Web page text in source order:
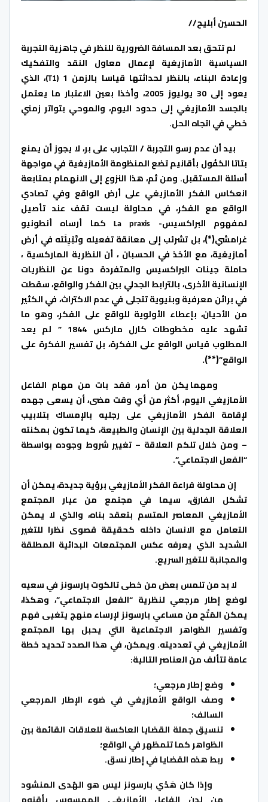
الحسين أبليح//
لم تتحق بعد المسافة الضرورية للنظر في جاهزية التجربة
السياسية الأمازيغية لإعمال معاول النقد والتفكيك
وإعادة البناء، بالنظر لحداثتها قياسا بالزمن 1 (
T1)، الذي
يعود إلى 30 يوليوز 2005، وأخذا بعين الاعتبار ما يعتمل
بالجسد الأمازيغي إلى حدود اليوم، والموحي بتواتر زمني
خطي في اتجاه الحل.
بيد أن عدم رسو التجربة / التجارب على بر، لا يجوز أن يمنع
بتاتا الحُفُول بأقانيم تضع المنظومة الأمازيغية في مواجهة
أسئلة المستقبل. ومن ثم، هذا النزوع إلى الانهمام بمتابعة
انعكاس الفكر الأمازيغي على أرض الواقع وفي تصادي
الواقع مع الفكر، في محاولة ليست تقف عند تأصيل
لمفهوم البراكسيس- praxis
La
كما أرساه أنطونيو
غرامشي(*)، بل تشرئب إلى معانقة تفعيله وتَبْيِئَته في أرض
أمازيغية، مع الأخذ في الحسبان ، أن النظرية الماركسية ،
حاملة جينات البراكسيس والمتفردة دونا عن النظريات
الإنسانية الأخرى، بالترابط الجدلي بين الفكر والواقع، سقطت
في براثن معرفية وبنيوية تتجلى في عدم الاكتراث، في الكثير
من الأحيان، بإعطاء الأولوية للواقع على الفكر، وهو ما
تشهد عليه مخطوطات كارل ماركس 1844 ” لم يعد
المطلوب قياس الواقع على الفكرة، بل تفسير الفكرة على
الواقع”(**).
ومهما يكن من أمر، فقد بات من مهام الفاعل
الأمازيغي اليوم، أكثر من أي وقت مضى، أن يسعى جهده
لإقامة الفكر الأمازيغي على رجليه بالإمساك بتلابيب
العلاقة الجدلية بين الإنسان والطبيعة، كيما تكون بمكنته
– ومن خلال تلكم العلاقة – تغيير شروط وجوده بواسطة
“الفعل الاجتماعي”.
إن محاولة قراءة الفكر الأمازيغي برؤية جديدة، يمكن أن
تشكل الفارق، سيما في مجتمع من عيار المجتمع
الأمازيغي المعاصر المتسم بتعقد بناه، والذي لا يمكن
التعامل مع الانسان داخله كحقيقة قصوى نظرا للتغير
الشديد الذي يعرفه عكس المجتمعات البدائية المطلقة
والمجانبة للتغير السريع.
لا بد من تلمس بعض من خطى تالكوت بارسونز في سعيه
لوضع إطار مرجعي لنظرية “الفعل الاجتماعي”، وهكذا،
يمكن المَتْح من مساعي بارسونز لإرساء منهج يتغيى فهم
وتفسير الظواهر الاجتماعية التي يحبل بها المجتمع
الأمازيغي في تعدديته. ويمكن، في هذا الصدد تحديد خطة
عامة تتألف من العناصر التالية:
وضع إطار مرجعي؛
وصف الواقع الأمازيغي في ضوء الإطار المرجعي
السالف؛
تنسيق جملة القضايا العاكسة للعلاقات القائمة بين
الظواهر كما تتمظهر في الواقع؛
ربط هذه القضايا في إطار نسق.
وإذا كان هَدْي بارسونز ليس هو الهُدى المنشود